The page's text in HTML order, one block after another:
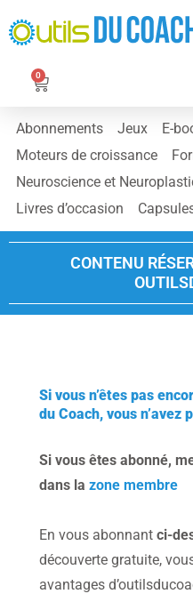
0
Abonnements Jeux E-
Moteurs de croissance
Neuroscience et
Livres d’occasion
CONTENU
Si vous n’êtes pas
du Coach, vous n’avez
Si vous êtes abonné,
dans lazone membre
En vous abonnantci-
découverte gratuite,
avantages